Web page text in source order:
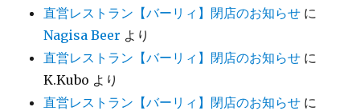
直営レストラン【バーリィ】閉店のお知らせ に
Nagisa Beer より
直営レストラン【バーリィ】閉店のお知らせ に
K.Kubo より
直営レストラン【バーリィ】閉店のお知らせ に